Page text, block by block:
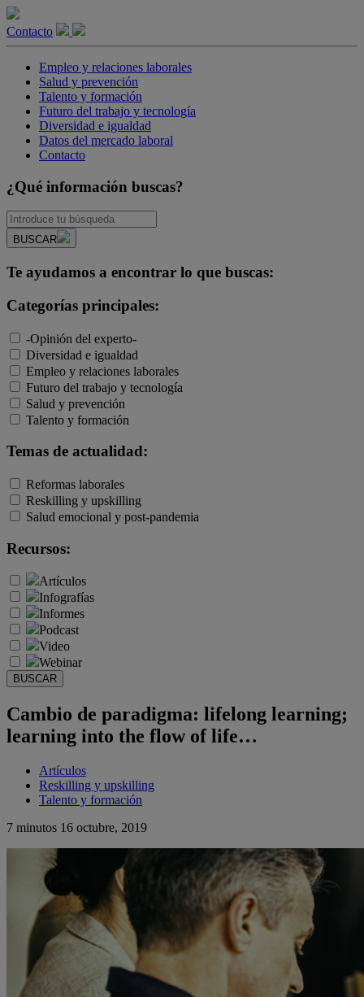
Contacto
Empleo y relaciones laborales
Salud y prevención
Talento y formación
Futuro del trabajo y tecnología
Diversidad e igualdad
Datos del mercado laboral
Contacto
¿Qué información buscas?
BUSCAR
Te ayudamos a encontrar lo que buscas:
Categorías principales:
-Opinión del experto-
Diversidad e igualdad
Empleo y relaciones laborales
Futuro del trabajo y tecnología
Salud y prevención
Talento y formación
Temas de actualidad:
Reformas laborales
Reskilling y upskilling
Salud emocional y post-pandemia
Recursos:
Artículos
Infografías
Informes
Podcast
Video
Webinar
BUSCAR
Cambio de paradigma: lifelong learning;
learning into the flow of life…
Artículos
Reskilling y upskilling
Talento y formación
7 minutos 16 octubre, 2019